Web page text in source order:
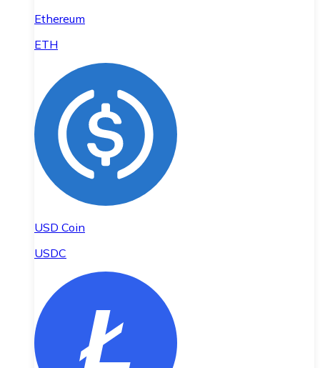
Ethereum
ETH
USD Coin
USDC